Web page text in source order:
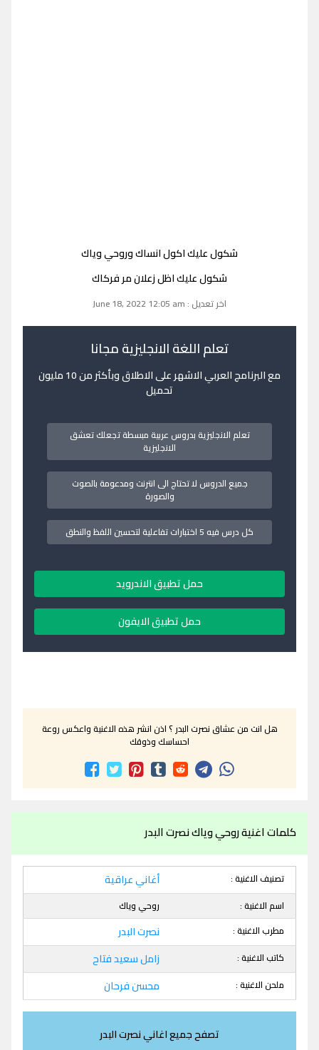
شكول عليك اكول انساك وروحي وياك
شكول عليك اظل زعلان مر فركاك
اخر تعديل : June 18, 2022 12:05 am
تعلم اللغة الانجليزية مجانا
مع البرنامج العربي الاشهر على الاطلاق وبأكثر من 10 مليون
تحميل
تعلم الانجليزية بدروس عربية مبسطة تجعلك تعشق
الانجليزية
جميع الدروس لا تحتاج الى انترنت ومدعومة بالصوت
والصورة
كل درس فيه 5 اختبارات تفاعلية لتحسين اللفظ والنطق
حمل تطبيق الاندرويد
حمل تطبيق الايفون
هل انت من عشاق نصرت البدر ؟ اذن انشر هذه الاغنية واعكس روعة
احساسك وذوقك
كلمات اغنية روحي وياك نصرت البدر
تصنيف الاغنية : أغاني عراقية
اسم الاغنية :
روحي وياك
مطرب الاغنية :
نصرت البدر
كاتب الاغنية : زامل سعيد فتاح
ملحن الاغنية : محسن فرحان
تصفح جميع اغاني نصرت البدر